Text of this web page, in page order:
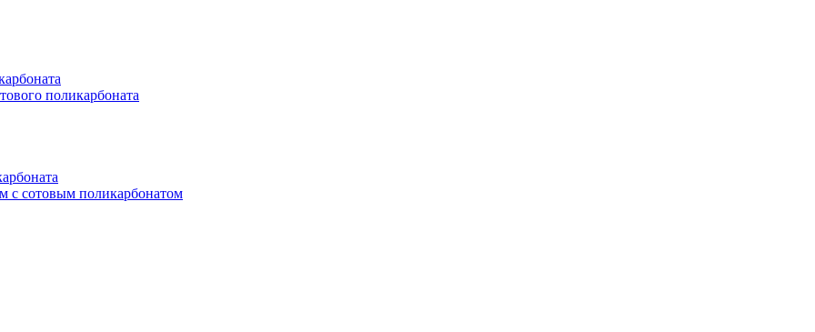
поликарбоната
с сотовым поликарбонатом